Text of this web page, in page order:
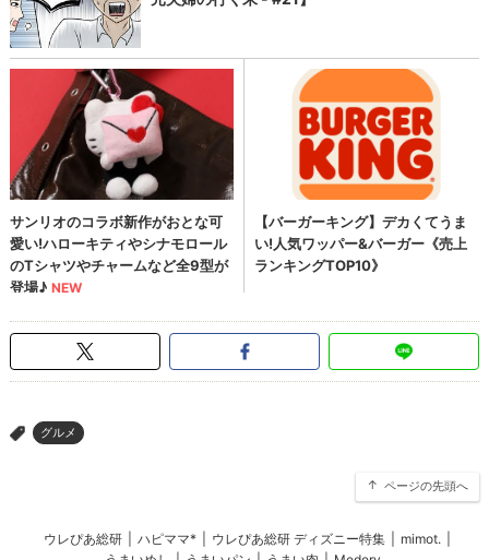
> グルメ
ページの先頭へ
ウレぴあ総研 ハピママ* ウレぴあ総研 ディズニー特集 mimot.